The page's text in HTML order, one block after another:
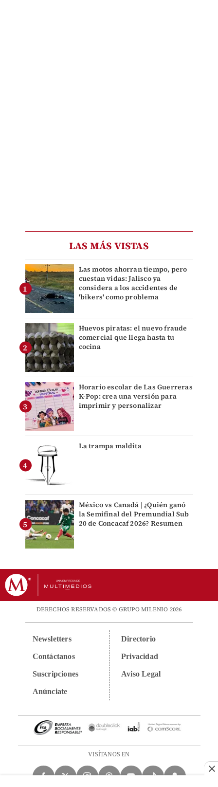
LAS MÁS VISTAS
Las motos ahorran tiempo, pero
cuestan vidas: Jalisco ya
considera a los accidentes de
'bikers' como problema
Huevos piratas: el nuevo fraude
comercial que llega hasta tu
cocina
Horario escolar de Las Guerreras
K-Pop: crea una versión para
imprimir y personalizar
La trampa maldita
México vs Canadá | ¿Quién ganó
la Semifinal del Premundial Sub
20 de Concacaf 2026? Resumen
DERECHOS RESERVADOS © GRUPO MILENIO 2026
Newsletters
Contáctanos
Suscripciones
Anúnciate
Directorio
Privacidad
Aviso Legal
VISÍTANOS EN